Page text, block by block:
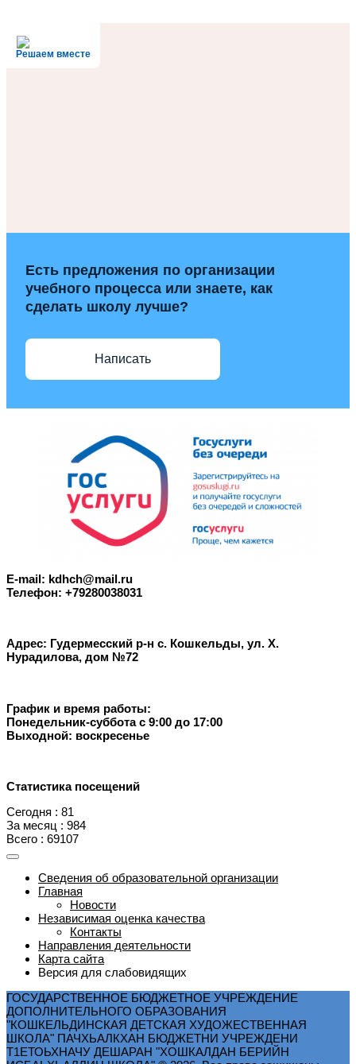
Решаем вместе
Есть предложения по организации
учебного процесса или знаете, как
сделать школу лучше?
Написать
E-mail: kdhch@mail.ru
Телефон: +79280038031
Адрес: Гудермесский р-н с. Кошкельды, ул. Х.
Нурадилова, дом №72
График и время работы:
Понедельник-суббота с 9:00 до 17:00
Выходной: воскресенье
Статистика посещений
Сегодня : 81
За месяц : 984
Всего : 69107
Сведения об образовательной организации
Главная
Новости
Независимая оценка качества
Контакты
Направления деятельности
Карта сайта
Версия для слабовидящих
ГОСУДАРСТВЕННОЕ БЮДЖЕТНОЕ УЧРЕЖДЕНИЕ
ДОПОЛНИТЕЛЬНОГО ОБРАЗОВАНИЯ
"КОШКЕЛЬДИНСКАЯ ДЕТСКАЯ ХУДОЖЕСТВЕННАЯ
ШКОЛА" ПАЧХЬАЛКХАН БЮДЖЕТНИ УЧРЕЖДЕНИ
Т1ЕТОЬХНАЧУ ДЕШАРАН "ХОШКАЛДАН БЕРИЙН